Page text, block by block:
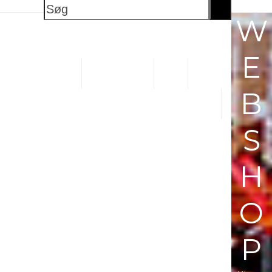
Søg
W
E
B
S
H
O
P